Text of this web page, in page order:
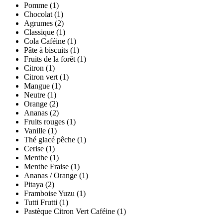
Pomme (1)
Chocolat (1)
Agrumes (2)
Classique (1)
Cola Caféine (1)
Pâte à biscuits (1)
Fruits de la forêt (1)
Citron (1)
Citron vert (1)
Mangue (1)
Neutre (1)
Orange (2)
Ananas (2)
Fruits rouges (1)
Vanille (1)
Thé glacé pêche (1)
Cerise (1)
Menthe (1)
Menthe Fraise (1)
Ananas / Orange (1)
Pitaya (2)
Framboise Yuzu (1)
Tutti Frutti (1)
Pastèque Citron Vert Caféine (1)